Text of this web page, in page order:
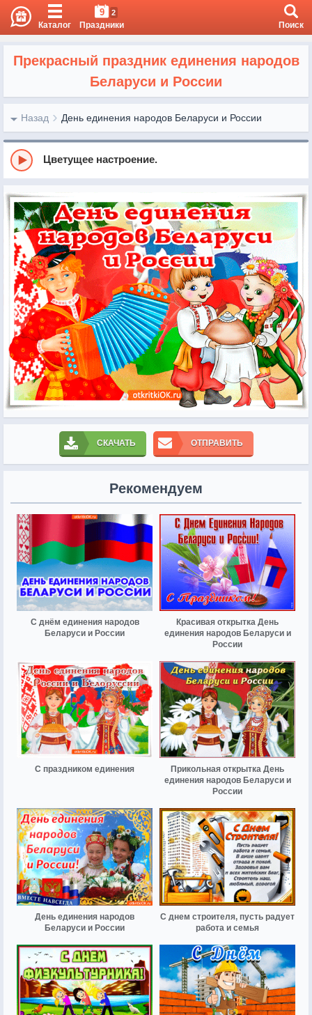
Каталог
9 2
Праздники Поиск
Прекрасный праздник единения народов
Беларуси и России
Назад День единения народов Беларуси и России
Цветущее настроение.
СКАЧАТЬ ОТПРАВИТЬ
Рекомендуем
С днём единения народов
Беларуси и России
Красивая открытка День
единения народов Беларуси и
России
С праздником единения
Прикольная открытка День
единения народов Беларуси и
России
День единения народов
Беларуси и России
С днем строителя, пусть радует
работа и семья